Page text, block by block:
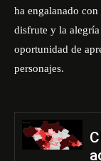
ha engalanado
disfrute y la alegría
oportunidad de
personajes.